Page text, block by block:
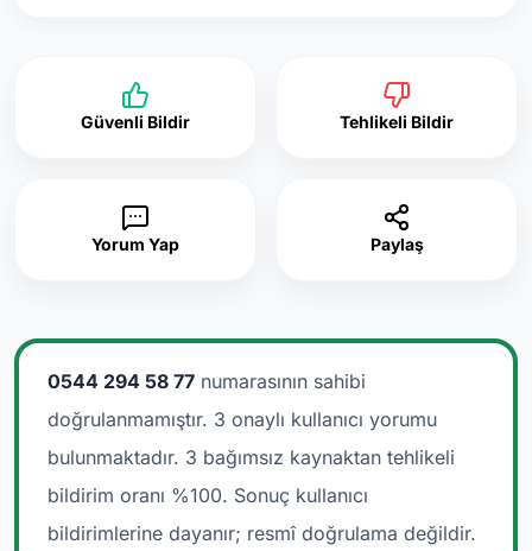
Güvenli Bildir Tehlikeli Bildir
Yorum Yap Paylaş
0544 294 58 77 numarasının sahibi
doğrulanmamıştır. 3 onaylı kullanıcı yorumu
bulunmaktadır. 3 bağımsız kaynaktan tehlikeli
bildirim oranı %100. Sonuç kullanıcı
bildirimlerine dayanır; resmî doğrulama değildir.